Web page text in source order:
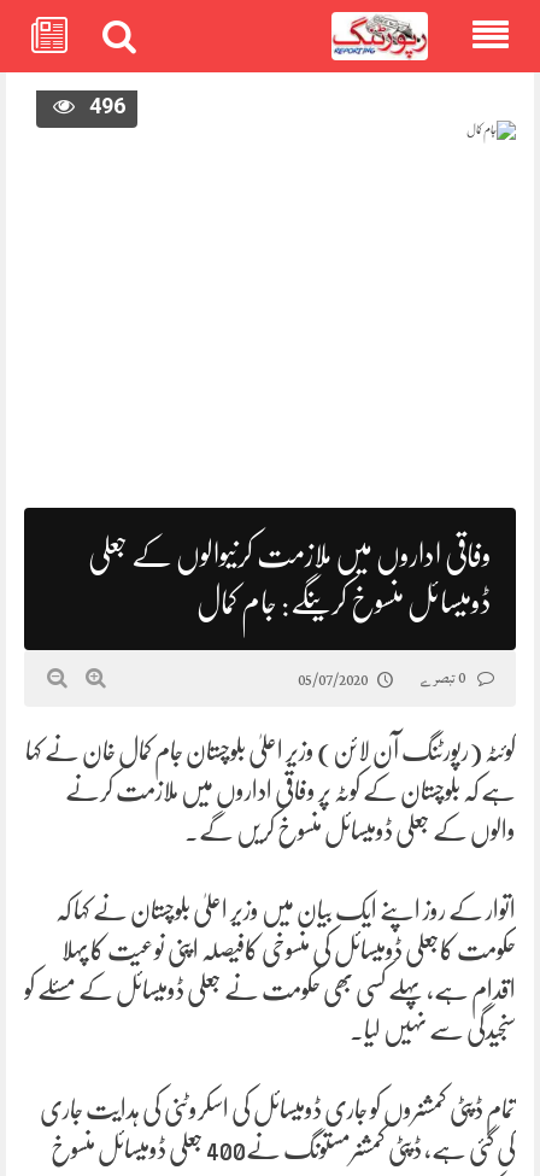
496
وفاقی اداروں میں ملازمت کرنیوالوں کے جعلی
ڈومیسائل منسوخ کرینگے: جام کمال
05/07/2020
کوئٹہ (رپورٹنگ آن لائن) وزیر اعلیٰ بلوچستان جام کمال خان نے کہا
ہے کہ بلوچستان کے کوٹہ پر وفاقی اداروں میں ملازمت کرنے
والوں کے جعلی ڈومیسائل منسوخ کریں گے۔
اتوار کے روز اپنے ایک بیان میں وزیر اعلیٰ بلوچستان نے کہا کہ
حکومت کاجعلی ڈومیسائل کی منسوخی کافیصلہ اپنی نوعیت کا پہلا
اقدام ہے، پہلے کسی بھی حکومت نے جعلی ڈومیسائل کے مسئلے کو
سنجیدگی سے نہیں لیا۔
تمام ڈپٹی کمشنروں کو جاری ڈومیسائل کی اسکروٹنی کی ہدایت جاری
کی گئی ہے، ڈپٹی کمشنرمستونگ نے400 جعلی ڈومیسائل منسوخ